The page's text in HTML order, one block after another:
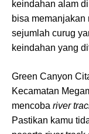
keindahan alam
bisa memanjakan
sejumlah curug
keindahan yang
Green Canyon
Kecamatan
mencoba river
Pastikan kamu